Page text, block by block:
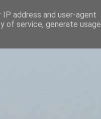
address and user-agent
of service, generate usage